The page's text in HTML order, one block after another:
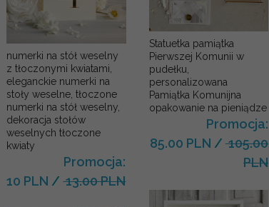
numerki na stół weselny
z tłoczonymi kwiatami,
eleganckie numerki na
stoły weselne, tłoczone
numerki na stół weselny,
dekoracja stołów
weselnych tłoczone
kwiaty
Promocja:
10 PLN /13.00 PLN
Statuetka pamiątka
Pierwszej Komunii w
pudełku,
personalizowana
Pamiątka Komunijna
opakowanie na pieniądze
Promocja:
85.00 PLN / 105.00
PLN